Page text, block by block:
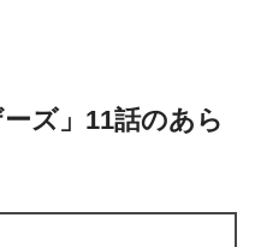
ズ」11話のあら